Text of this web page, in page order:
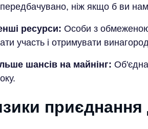
ніж якщо б ви
ресурси: Особи з
участь і отримувати
шансів на майнінг:
приєднання